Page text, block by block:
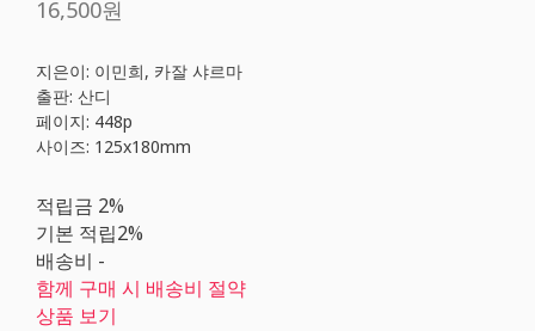
16,500원
지은이: 이민희, 카잘 샤르마
출판: 산디
페이지: 448p
사이즈: 125x180mm
적립금 2%
기본 적립2%
배송비 -
함께 구매 시 배송비 절약
상품 보기